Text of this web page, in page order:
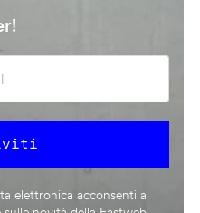
elettronica acconsenti a